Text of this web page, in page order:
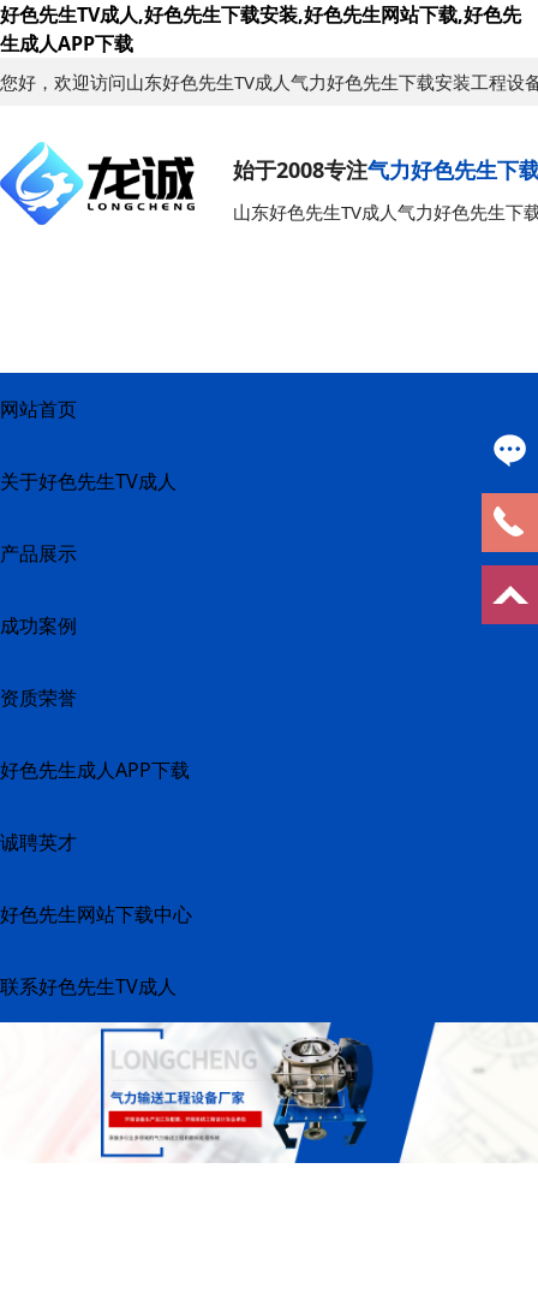
好色先生TV成人,好色先生下载安装,好色先生网站下载,好色先
生成人APP下载
您好，欢迎访问山东好色先生TV成人气力好色先生下载安装工程设
始于2008专注气力好色先生下
山东好色先生TV成人气力好色先生下
网站首页
关于好色先生TV成人
产品展示
成功案例
资质荣誉
好色先生成人APP下载
诚聘英才
好色先生网站下载中心
联系好色先生TV成人